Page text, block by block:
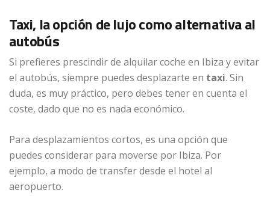
Taxi, la opción de lujo como alternativa al
autobús
Si prefieres prescindir de alquilar coche en Ibiza y evitar
el autobús, siempre puedes desplazarte en taxi. Sin
duda, es muy práctico, pero debes tener en cuenta el
coste, dado que no es nada económico.
Para desplazamientos cortos, es una opción que
puedes considerar para moverse por Ibiza. Por
ejemplo, a modo de transfer desde el hotel al
aeropuerto.